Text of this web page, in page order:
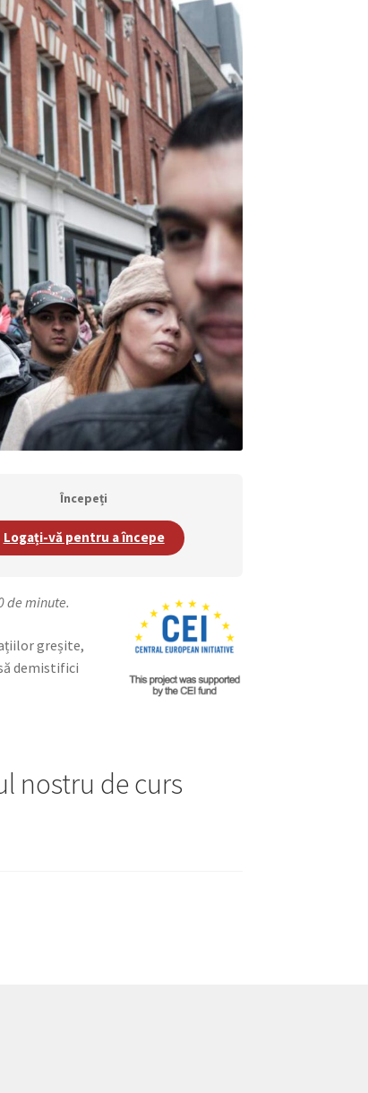
Începeți
Logați-vă pentru a începe
de minute.
greșite,
demistifici
nostru de curs